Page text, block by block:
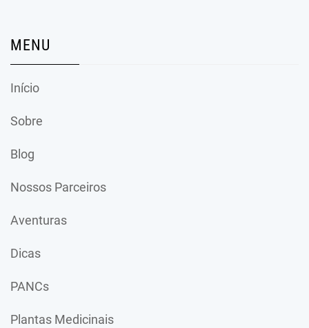
MENU
Início
Sobre
Blog
Nossos Parceiros
Aventuras
Dicas
PANCs
Plantas Medicinais